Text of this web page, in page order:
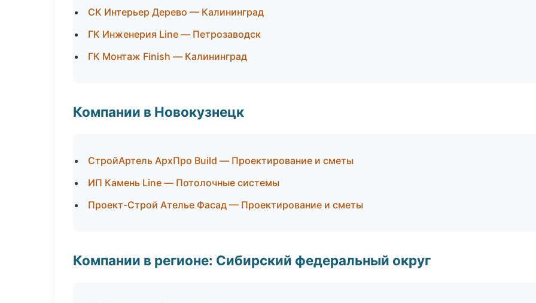
СК Интерьер Дерево — Калининград
ГК Инженерия Line — Петрозаводск
ГК Монтаж Finish — Калининград
Компании в Новокузнецк
СтройАртель АрхПро Build — Проектирование и сметы
ИП Камень Line — Потолочные системы
Проект-Строй Ателье Фасад — Проектирование и сметы
Компании в регионе: Сибирский федеральный округ